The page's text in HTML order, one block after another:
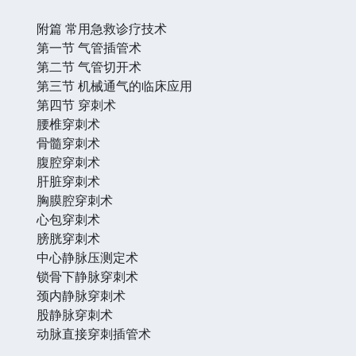
附篇 常用急救诊疗技术
第一节 气管插管术
第二节 气管切开术
第三节 机械通气的临床应用
第四节 穿刺术
腰椎穿刺术
骨髓穿刺术
腹腔穿刺术
肝脏穿刺术
胸膜腔穿刺术
心包穿刺术
膀胱穿刺术
中心静脉压测定术
锁骨下静脉穿刺术
颈内静脉穿刺术
股静脉穿刺术
动脉直接穿刺插管术